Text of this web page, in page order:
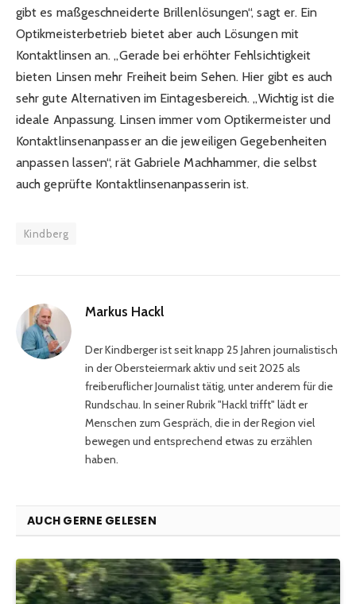
gibt es maßgeschneiderte Brillenlösungen“, sagt er. Ein
Optikmeisterbetrieb bietet aber auch Lösungen mit
Kontaktlinsen an. „Gerade bei erhöhter Fehlsichtigkeit
bieten Linsen mehr Freiheit beim Sehen. Hier gibt es auch
sehr gute Alternativen im Eintagesbereich. „Wichtig ist die
ideale Anpassung. Linsen immer vom Optikermeister und
Kontaktlinsenanpasser an die jeweiligen Gegebenheiten
anpassen lassen“, rät Gabriele Machhammer, die selbst
auch geprüfte Kontaktlinsenanpasserin ist.
Kindberg
Markus Hackl
Der Kindberger ist seit knapp 25 Jahren journalistisch
in der Obersteiermark aktiv und seit 2025 als
freiberuflicher Journalist tätig, unter anderem für die
Rundschau. In seiner Rubrik "Hackl trifft" lädt er
Menschen zum Gespräch, die in der Region viel
bewegen und entsprechend etwas zu erzählen
haben.
AUCH GERNE GELESEN